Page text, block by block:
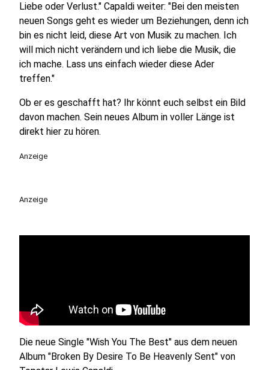
Liebe oder Verlust." Capaldi weiter: "Bei den meisten
neuen Songs geht es wieder um Beziehungen, denn ich
bin es nicht leid, diese Art von Musik zu machen. Ich
will mich nicht verändern und ich liebe die Musik, die
ich mache. Lass uns einfach wieder diese Ader
treffen."
Ob er es geschafft hat? Ihr könnt euch selbst ein Bild
davon machen. Sein neues Album in voller Länge ist
direkt hier zu hören.
Anzeige
Anzeige
Die neue Single "Wish You The Best" aus dem neuen
Album "Broken By Desire To Be Heavenly Sent" von